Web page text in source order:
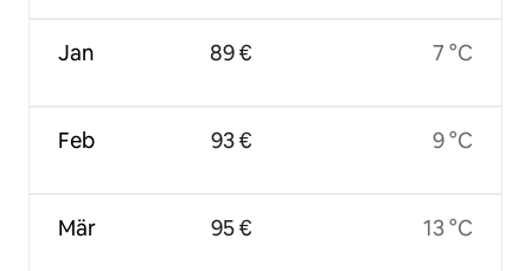
Jan
Feb
Mär
89 €
93 €
95 €
7 °C
9 °C
13 °C